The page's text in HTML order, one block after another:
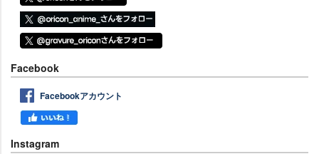
Facebook
Facebookアカウント
Instagram